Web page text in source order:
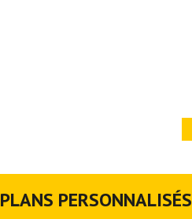
PLANS PERSONNALISÉS